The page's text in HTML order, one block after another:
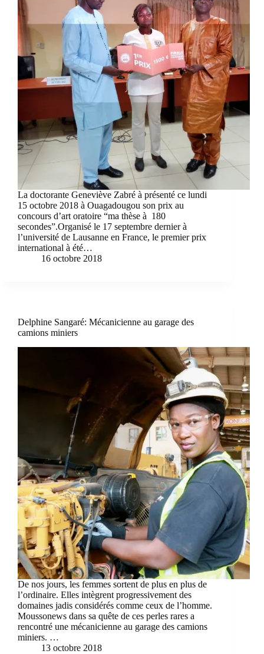
La doctorante Geneviève Zabré à présenté ce lundi
15 octobre 2018 à Ouagadougou son prix au
concours d’art oratoire “ma thèse à 180
secondes”.Organisé le 17 septembre dernier à
l’université de Lausanne en France, le premier prix
international à été…
16 octobre 2018
Delphine Sangaré: Mécanicienne au garage des
camions miniers
De nos jours, les femmes sortent de plus en plus de
l’ordinaire. Elles intègrent progressivement des
domaines jadis considérés comme ceux de l’homme.
Moussonews dans sa quête de ces perles rares a
rencontré une mécanicienne au garage des camions
miniers. …
13 octobre 2018